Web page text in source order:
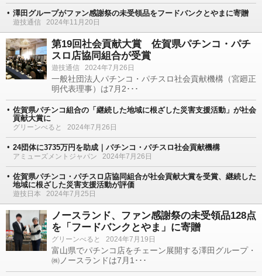
澤田グループがファン感謝祭の未受領品をフードバンクとやまに寄贈
遊技通信 2024年11月20日
第19回社会貢献大賞 佐賀県パチンコ・パチ
スロ店協同組合が受賞
遊技通信 2024年7月26日
一般社団法人パチンコ・パチスロ社会貢献機構（宮廻正
明代表理事）は7月2･･･
佐賀県パチンコ組合の「継続した地域に根ざした災害支援活動」が社会
貢献大賞に
グリーンべると 2024年7月26日
24団体に3735万円を助成｜パチンコ・パチスロ社会貢献機構
アミューズメントジャパン 2024年7月26日
佐賀県パチンコ・パチスロ店協同組合が社会貢献大賞を受賞、継続した
地域に根ざした災害支援活動が評価
遊技日本 2024年7月25日
ノースランド、ファン感謝祭の未受領品128点
を「フードバンクとやま」に寄贈
グリーンべると 2024年7月19日
富山県でパチンコ店をチェーン展開する澤田グループ・
㈱ノースランドは7月1･･･